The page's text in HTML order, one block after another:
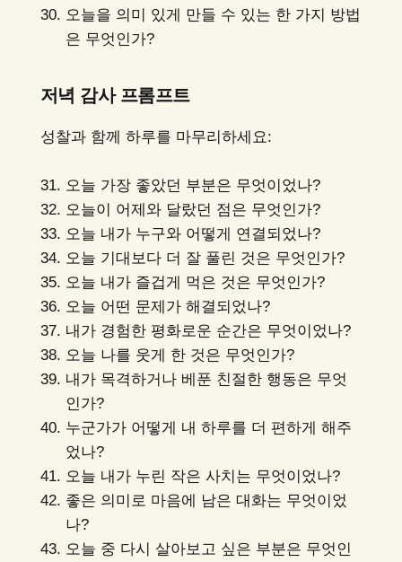
오늘을 의미 있게 만들 수 있는 한 가지 방법
은 무엇인가?
저녁 감사 프롬프트
성찰과 함께 하루를 마무리하세요:
오늘 가장 좋았던 부분은 무엇이었나?
오늘이 어제와 달랐던 점은 무엇인가?
오늘 내가 누구와 어떻게 연결되었나?
오늘 기대보다 더 잘 풀린 것은 무엇인가?
오늘 내가 즐겁게 먹은 것은 무엇인가?
오늘 어떤 문제가 해결되었나?
내가 경험한 평화로운 순간은 무엇이었나?
오늘 나를 웃게 한 것은 무엇인가?
내가 목격하거나 베푼 친절한 행동은 무엇
인가?
누군가가 어떻게 내 하루를 더 편하게 해주
었나?
오늘 내가 누린 작은 사치는 무엇이었나?
좋은 의미로 마음에 남은 대화는 무엇이었
나?
오늘 중 다시 살아보고 싶은 부분은 무엇인